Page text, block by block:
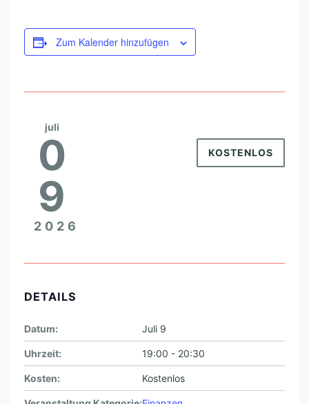
I
N
E
N
R
E
N
F
Zum Kalender hinzufügen
juli
0
9
2026
KOSTENLOS
DETAILS
Datum: Juli 9
Uhrzeit: 19:00 - 20:30
Kosten: Kostenlos